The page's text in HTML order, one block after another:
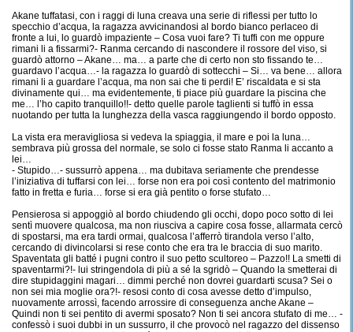
Akane tuffatasi, con i raggi di luna creava una serie di riflessi per tutto lo
specchio d’acqua, la ragazza avvicinandosi al bordo bianco perlaceo di
fronte a lui, lo guardò impaziente – Cosa vuoi fare? Ti tuffi con me oppure
rimani li a fissarmi?- Ranma cercando di nascondere il rossore del viso, si
guardò attorno – Akane… ma… a parte che di certo non sto fissando te…
guardavo l’acqua…- la ragazza lo guardò di sottecchi – Si… va bene… allora
rimani li a guardare l’acqua, ma non sai che ti perdi! E’ riscaldata e si sta
divinamente qui… ma evidentemente, ti piace più guardare la piscina che
me… l’ho capito tranquillo!!- detto quelle parole taglienti si tuffò in essa
nuotando per tutta la lunghezza della vasca raggiungendo il bordo opposto.
La vista era meravigliosa si vedeva la spiaggia, il mare e poi la luna…
sembrava più grossa del normale, se solo ci fosse stato Ranma li accanto a
lei…
- Stupido…- sussurrò appena… ma dubitava seriamente che prendesse
l’iniziativa di tuffarsi con lei… forse non era poi così contento del matrimonio
fatto in fretta e furia… forse si era già pentito o forse stufato…
Pensierosa si appoggiò al bordo chiudendo gli occhi, dopo poco sotto di lei
sentì muovere qualcosa, ma non riusciva a capire cosa fosse, allarmata cercò
di spostarsi, ma era tardi ormai, qualcosa l’afferrò tirandola verso l’alto,
cercando di divincolarsi si rese conto che era tra le braccia di suo marito.
Spaventata gli batté i pugni contro il suo petto scultoreo – Pazzo!! La smetti di
spaventarmi?!- lui stringendola di più a sé la sgridò – Quando la smetterai di
dire stupidaggini magari… dimmi perché non dovrei guardarti scusa? Sei o
non sei mia moglie ora?!- resosi conto di cosa avesse detto d’impulso,
nuovamente arrossì, facendo arrossire di conseguenza anche Akane –
Quindi non ti sei pentito di avermi sposato? Non ti sei ancora stufato di me… -
confessò i suoi dubbi in un sussurro, il che provocò nel ragazzo del dissenso